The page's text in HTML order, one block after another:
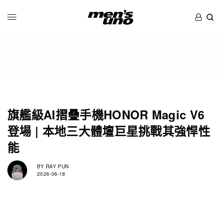
旗艦級AI摺疊手機HONOR Magic V6
登場 | 本地三大體壇巨星挑戰其強悍性
能
BY RAY PUN
2026-06-18